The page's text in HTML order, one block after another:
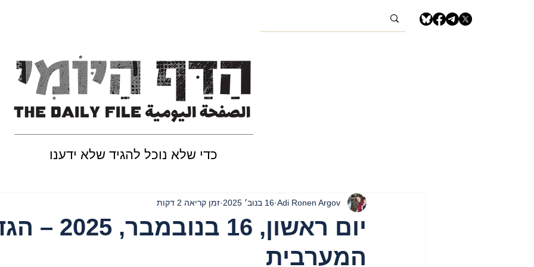
כדי שלא נוכל להגיד שלא ידענו
יום ראשון, 16
המערבית
Adi Ronen Argov 16 בנוב׳ 2025 זמן קריאה 2 דקות